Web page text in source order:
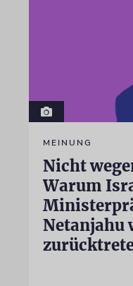
MEINUNG
Nicht
Warum